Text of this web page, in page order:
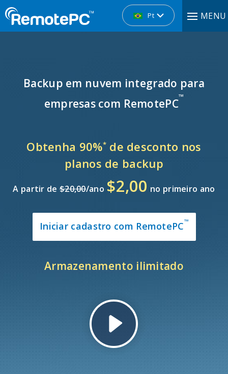
Pt MENU
Backup em nuvem integrado para
empresas com RemotePC™
Obtenha 90%*de desconto nos
planos de backup
A partir de $20,00/ano $2,00 no primeiro ano
Iniciar cadastro com RemotePC™
Armazenamento ilimitado